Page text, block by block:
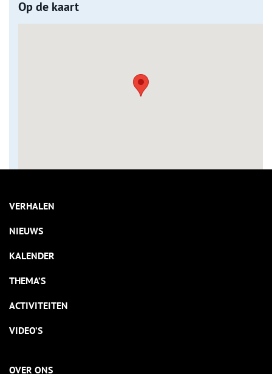
Op de kaart
VERHALEN
NIEUWS
KALENDER
THEMA’S
ACTIVITEITEN
VIDEO’S
OVER ONS